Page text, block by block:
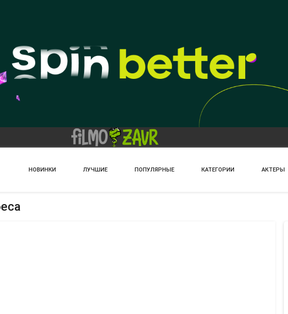
НОВИНКИ ЛУЧШИЕ ПОПУЛЯРНЫЕ КАТЕГОРИИ АКТЕРЫ